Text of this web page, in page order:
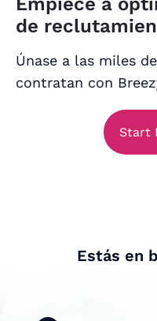
de
Únase a las miles
contratan con
Start
Estás en